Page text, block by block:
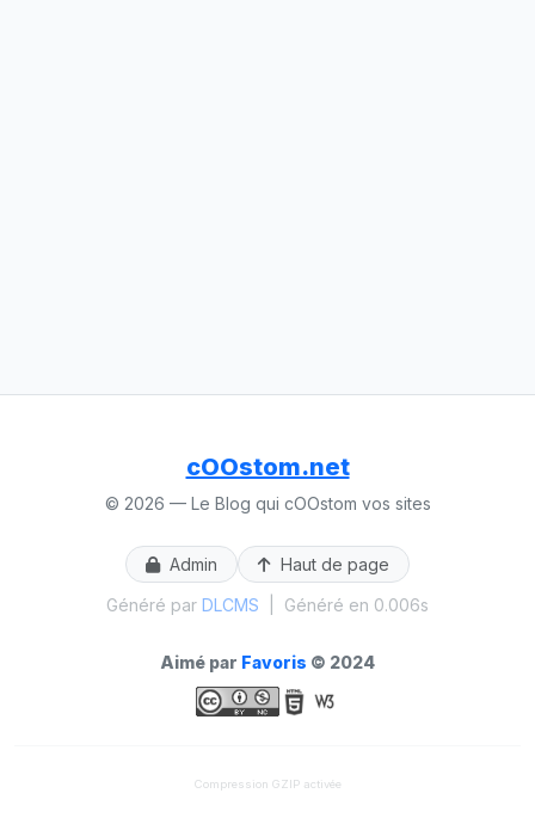
cOOstom.net
© 2026 — Le Blog qui cOOstom vos sites
Admin
Haut de page
Généré par DLCMS Généré en 0.006s
Aimé par Favoris © 2024
Compression GZIP activée